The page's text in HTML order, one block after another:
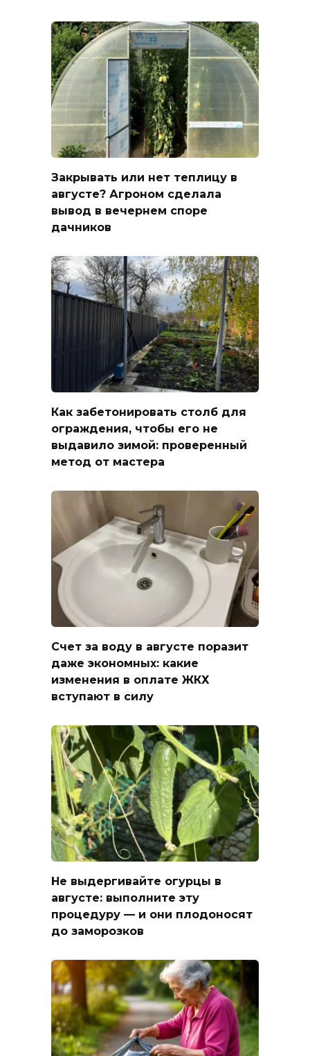
Закрывать или нет теплицу в
августе? Агроном сделала
вывод в вечернем споре
дачников
Как забетонировать столб для
ограждения, чтобы его не
выдавило зимой: проверенный
метод от мастера
Счет за воду в августе поразит
даже экономных: какие
изменения в оплате ЖКХ
вступают в силу
Не выдергивайте огурцы в
августе: выполните эту
процедуру — и они плодоносят
до заморозков